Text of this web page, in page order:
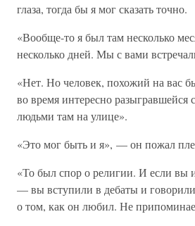
глаза, тогда бы я мог сказать точно.
«Вообще-то я был там несколько
несколько дней. Мы с вами
«Нет. Но человек, похожий на вас
во время интересно разыгравшейся
людьми там на улице».
«Это мог быть и я», — он пожал
«То был спор о религии. И если вы
— вы вступили в дебаты и
о том, как он любил. Не